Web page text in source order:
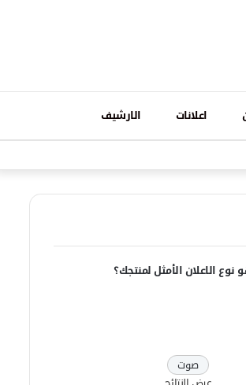
اعلانات الارشيف
نوع الاعلان الأمثل لمنتجك؟